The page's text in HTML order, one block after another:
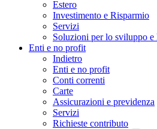
Estero
Investimento e Risparmio
Servizi
Soluzioni per lo sviluppo e
Enti e no profit
Indietro
Enti e no profit
Conti correnti
Carte
Assicurazioni e previdenza
Servizi
Richieste contributo